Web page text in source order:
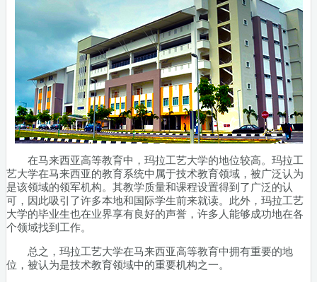
在马来西亚高等教育中，玛拉工艺大学的地位较高。玛拉工
艺大学在马来西亚的教育系统中属于技术教育领域，被广泛认为
是该领域的领军机构。其教学质量和课程设置得到了广泛的认
可，因此吸引了许多本地和国际学生前来就读。此外，玛拉工艺
大学的毕业生也在业界享有良好的声誉，许多人能够成功地在各
个领域找到工作。
总之，玛拉工艺大学在马来西亚高等教育中拥有重要的地
位，被认为是技术教育领域中的重要机构之一。